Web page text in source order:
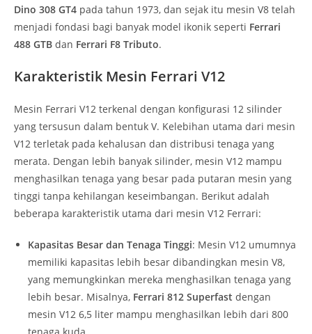
Dino 308 GT4 pada tahun 1973, dan sejak itu mesin V8 telah
menjadi fondasi bagi banyak model ikonik seperti Ferrari
488 GTB dan Ferrari F8 Tributo.
Karakteristik Mesin Ferrari V12
Mesin Ferrari V12 terkenal dengan konfigurasi 12 silinder
yang tersusun dalam bentuk V. Kelebihan utama dari mesin
V12 terletak pada kehalusan dan distribusi tenaga yang
merata. Dengan lebih banyak silinder, mesin V12 mampu
menghasilkan tenaga yang besar pada putaran mesin yang
tinggi tanpa kehilangan keseimbangan. Berikut adalah
beberapa karakteristik utama dari mesin V12 Ferrari:
Kapasitas Besar dan Tenaga Tinggi: Mesin V12 umumnya
memiliki kapasitas lebih besar dibandingkan mesin V8,
yang memungkinkan mereka menghasilkan tenaga yang
lebih besar. Misalnya, Ferrari 812 Superfast dengan
mesin V12 6,5 liter mampu menghasilkan lebih dari 800